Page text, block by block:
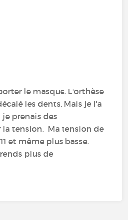
le masque. L'orthèse
les dents. Mais je l'a
je prenais des
tension. Ma tension de
et même plus basse.
plus de